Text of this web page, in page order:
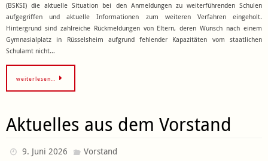
(BSKSI) die aktuelle Situation bei den Anmeldungen zu weiterführenden Schulen
aufgegriffen und aktuelle Informationen zum weiteren Verfahren eingeholt.
Hintergrund sind zahlreiche Rückmeldungen von Eltern, deren Wunsch nach einem
Gymnasialplatz in Rüsselsheim aufgrund fehlender Kapazitäten vom staatlichen
Schulamt nicht…
weiterlesen…
Aktuelles aus dem Vorstand
9. Juni 2026
Vorstand